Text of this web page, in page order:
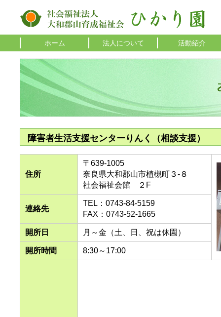
ホーム 法人について 活動紹介
障害者生活支援センターりんく（相談支援）
住所
〒639-1005
奈良県大和郡山市植槻町３-８
社会福祉会館 ２F
連絡先
TEL：0743-84-5159
FAX：0743-52-1665
開所日 月～金（土、日、祝は休園）
開所時間 8:30～17:00